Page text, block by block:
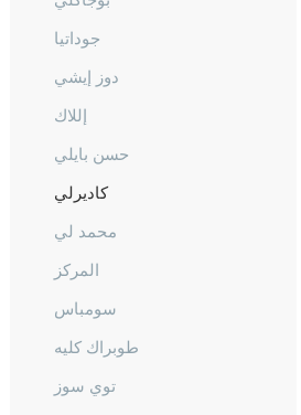
جوداتيا
دوز إيشي
إللاك
حسن بايلي
كاديرلي
محمد لي
المركز
سومباس
طوبراك كليه
توي سوز